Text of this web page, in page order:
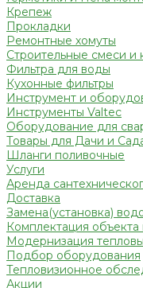
Крепеж
Прокладки
Ремонтные хомуты
Строительные смеси и
Фильтра для воды
Кухонные фильтры
Инструмент и
Инструменты Valtec
Оборудование для
Товары для Дачи и
Шланги поливочные
Услуги
Аренда
Доставка
Замена(установка)
Комплектация
Модернизация
Подбор оборудования
Тепловизионное
Акции